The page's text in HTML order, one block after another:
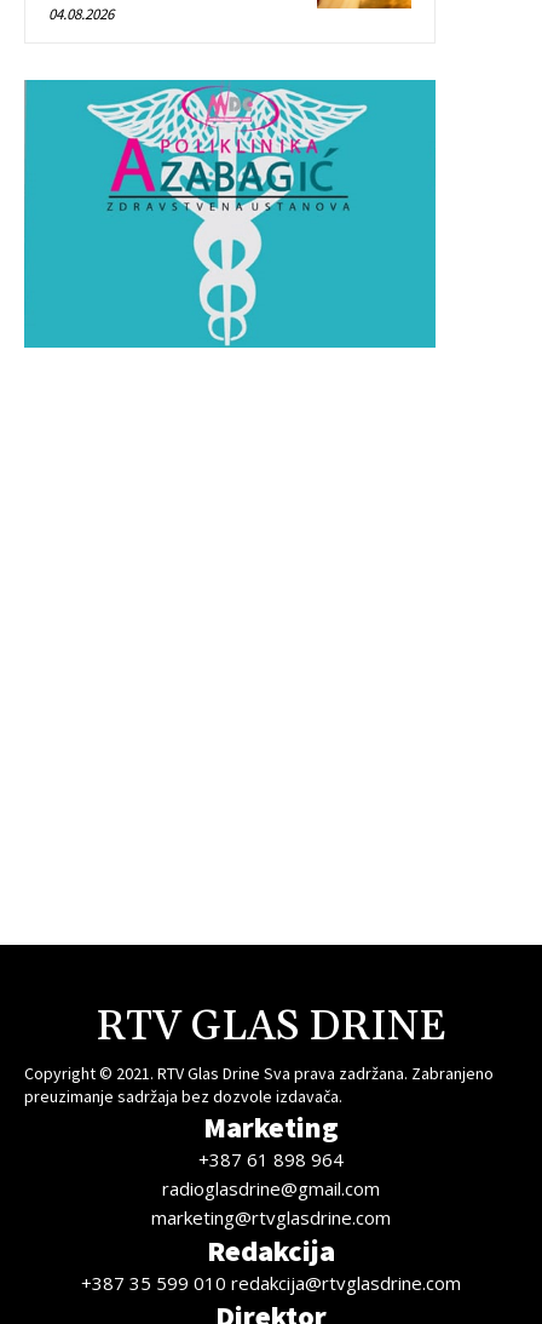
04.08.2026
RTV GLAS DRINE
Copyright © 2021. RTV Glas Drine Sva prava zadržana. Zabranjeno
preuzimanje sadržaja bez dozvole izdavača.
Marketing
+387 61 898 964
radioglasdrine@gmail.com
marketing@rtvglasdrine.com
Redakcija
+387 35 599 010 redakcija@rtvglasdrine.com